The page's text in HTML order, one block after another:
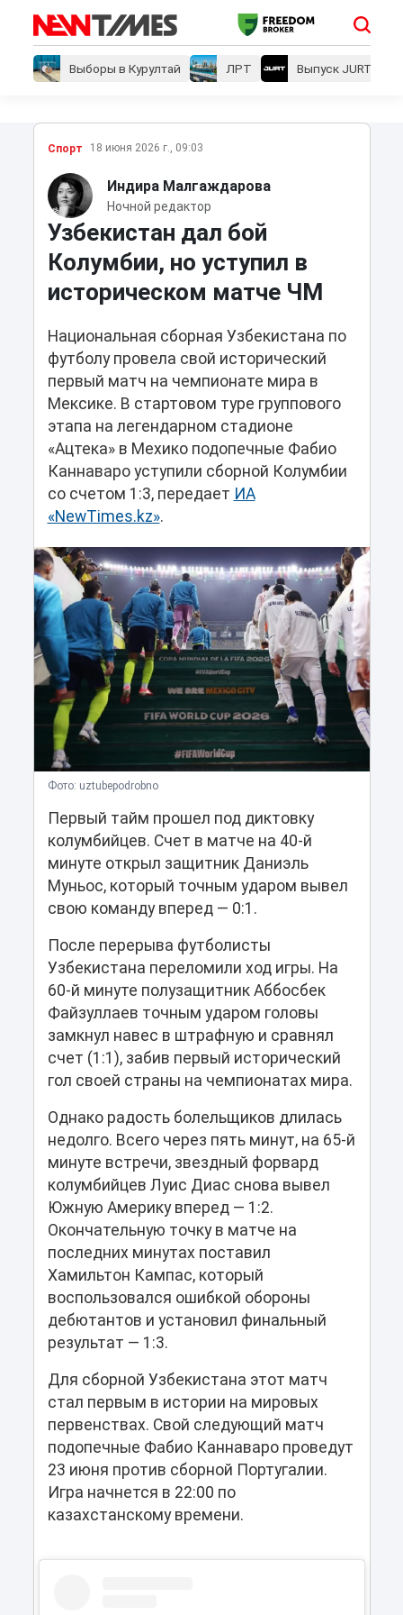
Выборы в Курултай ЛРТ Выпуск JURT
Спорт 18 июня 2026 г., 09:03
Индира Малгаждарова
Ночной редактор
Узбекистан дал бой
Колумбии, но уступил в
историческом матче ЧМ
Национальная сборная Узбекистана по
футболу провела свой исторический
первый матч на чемпионате мира в
Мексике. В стартовом туре группового
этапа на легендарном стадионе
«Ацтека» в Мехико подопечные Фабио
Каннаваро уступили сборной Колумбии
со счетом 1:3, передает ИА
«NewTimes.kz».
Фото: uztubepodrobno
Первый тайм прошел под диктовку
колумбийцев. Счет в матче на 40-й
минуте открыл защитник Даниэль
Муньос, который точным ударом вывел
свою команду вперед — 0:1.
После перерыва футболисты
Узбекистана переломили ход игры. На
60-й минуте полузащитник Аббосбек
Файзуллаев точным ударом головы
замкнул навес в штрафную и сравнял
счет (1:1), забив первый исторический
гол своей страны на чемпионатах мира.
Однако радость болельщиков длилась
недолго. Всего через пять минут, на 65-й
минуте встречи, звездный форвард
колумбийцев Луис Диас снова вывел
Южную Америку вперед — 1:2.
Окончательную точку в матче на
последних минутах поставил
Хамильтон Кампас, который
воспользовался ошибкой обороны
дебютантов и установил финальный
результат — 1:3.
Для сборной Узбекистана этот матч
стал первым в истории на мировых
первенствах. Свой следующий матч
подопечные Фабио Каннаваро проведут
23 июня против сборной Португалии.
Игра начнется в 22:00 по
казахстанскому времени.